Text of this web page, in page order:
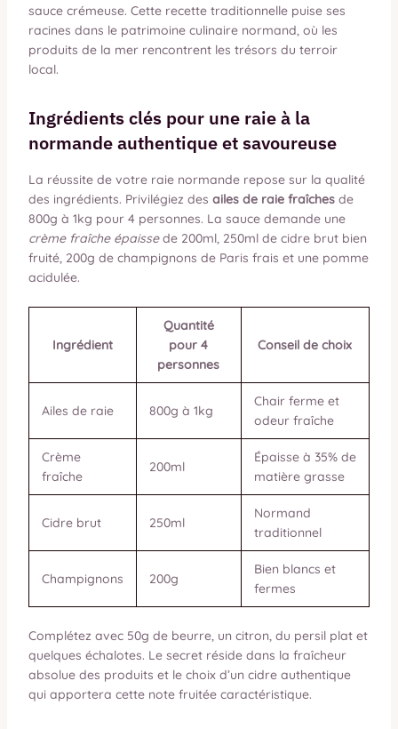
sauce crémeuse. Cette recette traditionnelle puise ses
racines dans le patrimoine culinaire normand, où les
produits de la mer rencontrent les trésors du terroir
local.
Ingrédients clés pour une raie à la
normande authentique et savoureuse
La réussite de votre raie normande repose sur la qualité
des ingrédients. Privilégiez des ailes de raie fraîchesde
800g à 1kg pour 4 personnes. La sauce demande une
crème fraîche épaissede 200ml, 250ml de cidre brut bien
fruité, 200g de champignons de Paris frais et une pomme
acidulée.
Ingrédient
Quantité
pour 4
personnes
Conseil de choix
Ailes de raie 800g à 1kg
Chair ferme et
odeur fraîche
Crème
fraîche
200ml
Épaisse à 35% de
matière grasse
Cidre brut 250ml
Normand
traditionnel
Champignons 200g
Bien blancs et
fermes
Complétez avec 50g de beurre, un citron, du persil plat et
quelques échalotes. Le secret réside dans la fraîcheur
absolue des produits et le choix d’un cidre authentique
qui apportera cette note fruitée caractéristique.